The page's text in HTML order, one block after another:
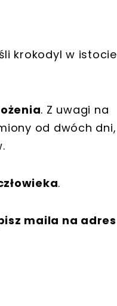
krokodyl w istocie
. Z uwagi na
od dwóch dni,
.
maila na adres